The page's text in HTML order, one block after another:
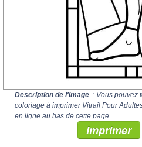
Description de l'image : Vous pouvez
coloriage à imprimer Vitrail Pour
en ligne au bas de cette page.
Imprimer